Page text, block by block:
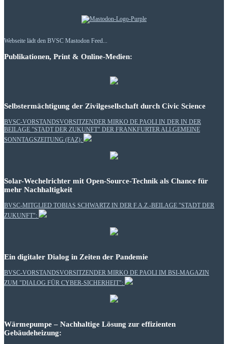
Webseite lädt den BVSC Mastodon Feed...
Publikationen, Print & Online-Medien:
Selbstermächtigung der Zivilgesellschaft durch Civic Science
BVSC-VORSTANDSVORSITZENDER MIRKO DE PAOLI IN DER IN DER
BEILAGE "STADT DER ZUKUNFT" DER FRANKFURTER ALLGEMEINE
SONNTAGSZEITUNG (FAZ):
Solar-Wechelrichter mit Open-Source-Technik als Chance für
mehr Nachhaltigkeit
BVSC-MITGLIED TOBIAS SCHWARTZ IN DER F.A.Z.-BEILAGE "STADT DER
ZUKUNFT":
Ein digitaler Dialog in Zeiten der Pandemie
BVSC-VORSTANDSVORSITZENDER MIRKO DE PAOLI IM BSI-MAGAZIN
ZUM "DIALOG FÜR CYBER-SICHERHEIT":
Wärmepumpe – Nachhaltige Lösung zur effizienten
Gebäudeheizung: